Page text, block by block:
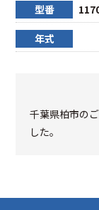
型番
年式
千葉県柏市の
した。